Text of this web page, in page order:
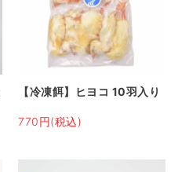
【冷凍餌】ヒヨコ 10羽入り
770円(税込)